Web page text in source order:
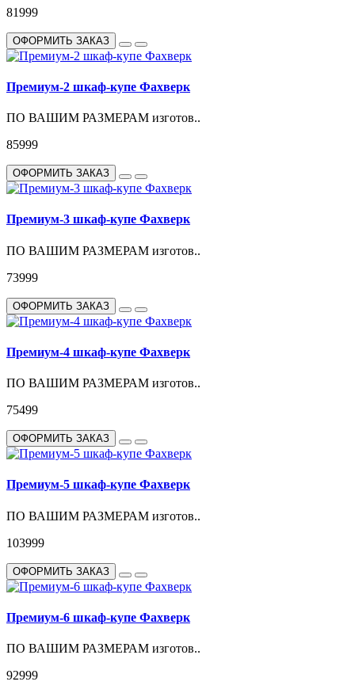
81999
ОФОРМИТЬ ЗАКАЗ
Премиум-2 шкаф-купе Фахверк
ПО ВАШИМ РАЗМЕРАМ изготов..
85999
ОФОРМИТЬ ЗАКАЗ
Премиум-3 шкаф-купе Фахверк
ПО ВАШИМ РАЗМЕРАМ изготов..
73999
ОФОРМИТЬ ЗАКАЗ
Премиум-4 шкаф-купе Фахверк
ПО ВАШИМ РАЗМЕРАМ изготов..
75499
ОФОРМИТЬ ЗАКАЗ
Премиум-5 шкаф-купе Фахверк
ПО ВАШИМ РАЗМЕРАМ изготов..
103999
ОФОРМИТЬ ЗАКАЗ
Премиум-6 шкаф-купе Фахверк
ПО ВАШИМ РАЗМЕРАМ изготов..
92999